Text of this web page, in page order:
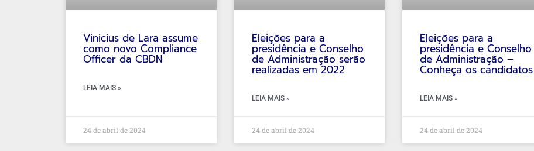
Vinicius de Lara assume
como novo Compliance
Officer da CBDN
LEIA MAIS »
24 de abril de 2024
Eleições para a
presidência e Conselho
de Administração serão
realizadas em 2022
LEIA MAIS »
24 de abril de 2024
Eleições para a
presidência e Conselho
de Administração –
Conheça os candidatos
LEIA MAIS »
24 de abril de 2024